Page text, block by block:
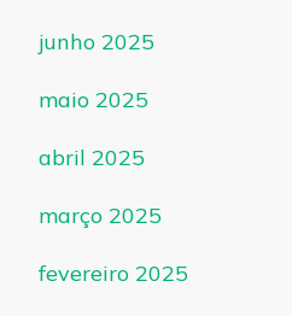
junho 2025
maio 2025
abril 2025
março 2025
fevereiro 2025